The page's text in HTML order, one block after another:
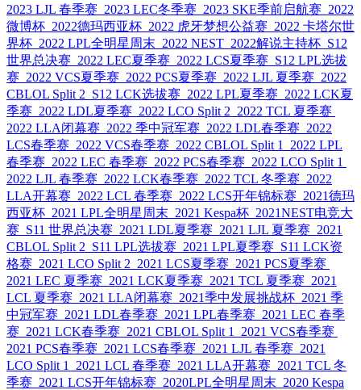
2023 LJL 春季赛 2023 LEC冬季赛 2023 SKE季前启航赛 2022
微博杯 2022德玛西亚杯 2022 虎牙梦想公益赛 2022 卡塔尔世
界杯 2022 LPL全明星周末 2022 NEST 2022解说主持杯 S12
世界总决赛 2022 LEC夏季赛 2022 LCS夏季赛 S12 LPL选拔
赛 2022 VCS夏季赛 2022 PCS夏季赛 2022 LJL 夏季赛 2022
CBLOL Split 2 S12 LCK选拔赛 2022 LPL夏季赛 2022 LCK夏
季赛 2022 LDL夏季赛 2022 LCO Split 2 2022 TCL 夏季赛
2022 LLA闭幕赛 2022 季中冠军赛 2022 LDL春季赛 2022
LCS春季赛 2022 VCS春季赛 2022 CBLOL Split 1
2022 LPL
春季赛 2022 LEC 春季赛 2022 PCS春季赛 2022 LCO Split 1
2022 LJL 春季赛 2022 LCK春季赛 2022 TCL 冬季赛 2022
LLA开幕赛 2022 LCL 春季赛 2022 LCS开年锦标赛 2021德玛
西亚杯 2021 LPL全明星周末 2021 Kespa杯 2021NEST电竞大
赛 S11 世界总决赛 2021 LDL夏季赛 2021 LJL 夏季赛 2021
CBLOL Split 2 S11 LPL选拔赛 2021 LPL夏季赛 S11 LCK资
格赛 2021 LCO Split 2 2021 LCS夏季赛 2021 PCS夏季赛
2021 LEC 夏季赛 2021 LCK夏季赛 2021 TCL 夏季赛 2021
LCL 夏季赛 2021 LLA闭幕赛 2021季中发展挑战杯 2021 季
中冠军赛 2021 LDL春季赛 2021 LPL春季赛 2021 LEC 春季
赛 2021 LCK春季赛 2021 CBLOL Split 1
2021 VCS春季赛
2021 PCS春季赛 2021 LCS春季赛 2021 LJL 春季赛 2021
LCO Split 1
2021 LCL 春季赛 2021 LLA开幕赛 2021 TCL 冬
季赛 2021 LCS开年锦标赛 2020LPL全明星周末 2020 Kespa